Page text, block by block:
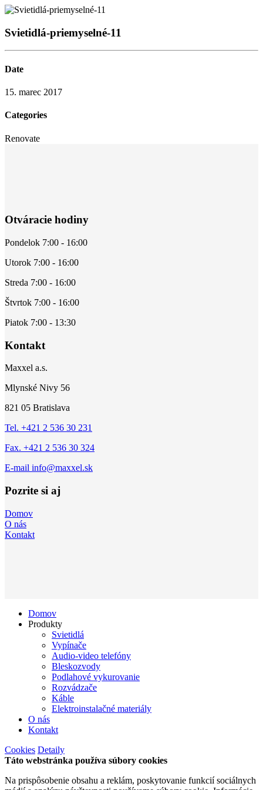
Svietidlá-priemyselné-11
Date
15. marec 2017
Categories
Renovate
Otváracie hodiny
Pondelok 7:00 - 16:00
Utorok 7:00 - 16:00
Streda 7:00 - 16:00
Štvrtok 7:00 - 16:00
Piatok 7:00 - 13:30
Kontakt
Maxxel a.s.
Mlynské Nivy 56
821 05 Bratislava
Tel. +421 2 536 30 231
Fax. +421 2 536 30 324
E-mail info@maxxel.sk
Pozrite si aj
Domov
O nás
Kontakt
Domov
Produkty
Svietidlá
Vypínače
Audio-video telefóny
Bleskozvody
Podlahové vykurovanie
Rozvádzače
Káble
Elektroinstalačné materiály
O nás
Kontakt
Cookies Detaily
Táto webstránka používa súbory cookies
Na prispôsobenie obsahu a reklám, poskytovanie funkcií sociálnych